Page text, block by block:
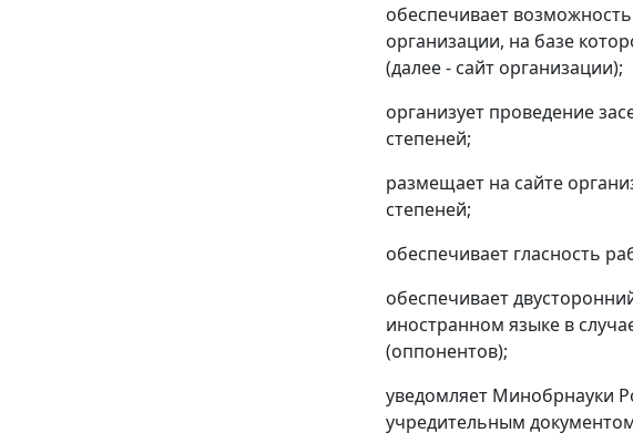
обеспечивает
организации, на базе
(далее - сайт организации);
организует проведение
степеней;
размещает на сайте
степеней;
обеспечивает гласность
обеспечивает
иностранном языке в
(оппонентов);
уведомляет Минобрнауки
учредительным